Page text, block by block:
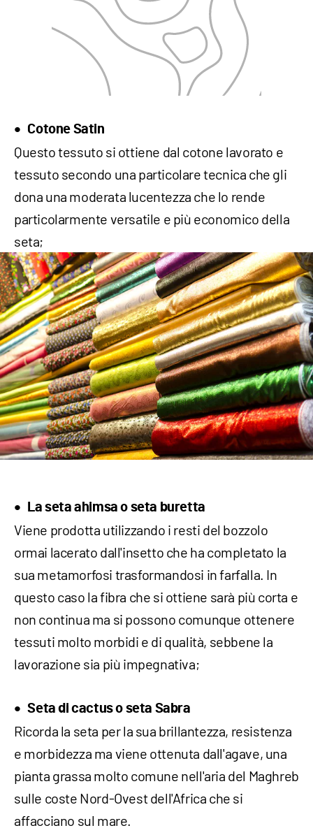
Cotone Satin
Questo tessuto si ottiene dal cotone lavorato e
tessuto secondo una particolare tecnica che gli
dona una moderata lucentezza che lo rende
particolarmente versatile e più economico della
seta;
La seta ahimsa o seta buretta
Viene prodotta utilizzando i resti del bozzolo
ormai lacerato dall'insetto che ha completato la
sua metamorfosi trasformandosi in farfalla. In
questo caso la fibra che si ottiene sarà più corta e
non continua ma si possono comunque ottenere
tessuti molto morbidi e di qualità, sebbene la
lavorazione sia più impegnativa;
Seta di cactus o seta Sabra
Ricorda la seta per la sua brillantezza, resistenza
e morbidezza ma viene ottenuta dall'agave, una
pianta grassa molto comune nell'aria del Maghreb
sulle coste Nord-Ovest dell'Africa che si
affacciano sul mare.